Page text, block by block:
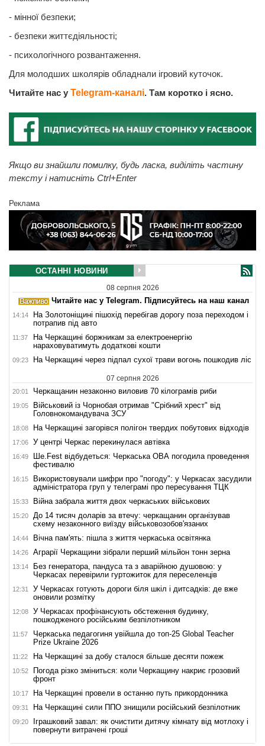
- мінної безпеки;
- безпеки життєдіяльності;
- психологічного розвантаження.
Для молодших школярів обладнали ігровий куточок.
Читайте нас у Telegram-каналі. Там коротко і ясно.
Якщо ви знайшли помилку, будь ласка, виділіть частину
тексту і натисніть Ctrl+Enter
Реклама
ОСТАННІ НОВИНИ
08 серпня 2026
Читайте нас у Telegram. Підписуйтесь на наш канал
14:14
На Золотоніщині пішохід перебігав дорогу поза переходом і
потрапив під авто
11:37
На Черкащині боржникам за електроенергію
нараховуватимуть додаткові кошти
09:23 На Черкащині через підпал сухої трави вогонь пошкодив ліс
07 серпня 2026
20:01 Черкащанин незаконно виловив 70 кілограмів риби
19:05
Військовий із Чорнобая отримав "Срібний хрест" від
Головнокомандувача ЗСУ
18:08 На Черкащині загорівся полігон твердих побутових відходів
17:06 У центрі Черкас перекинулася автівка
16:49
Ше.Fest відбудеться: Черкаська ОВА погодила проведення
фестивалю
16:15
Використовували шифри про "погоду": у Черкасах засудили
адміністратора груп у телеграмі про пересування ТЦК
15:33 Війна забрала життя двох черкаських військових
15:20
До 14 тисяч доларів за втечу: черкащанин організував
схему незаконного виїзду військовозобов'язаних
14:44 Вічна пам'ять: пішла з життя черкаська освітянка
14:26 Аграрії Черкащини зібрали перший мільйон тонн зерна
13:14
Без генератора, пандуса та з аварійною душовою: у
Черкасах перевірили гуртожиток для переселенців
12:31
У Черкасах готують дороги біля шкіл і дитсадків: де вже
оновили розмітку
12:08
У Черкасах профінансують обстеження будинку,
пошкодженого російським безпілотником
11:57
Черкаська педагогиня увійшла до топ-25 Global Teacher
Prize Ukraine 2026
11:22 На Черкащині за добу сталося більше десяти пожеж
10:52
Погода різко зміниться: коли Черкащину накриє грозовий
фронт
10:17 На Черкащині провели в останню путь прикордонника
09:31 На Черкащині сили ППО знищили російський безпілотник
09:20
Іграшковий завал: як очистити дитячу кімнату від мотлоху і
повернути витрачені гроші